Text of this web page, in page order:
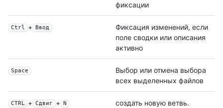
фиксации
Ctrl + Ввод
Фиксация изменений, если
поле сводки или описания
активно
Space
Выбор или отмена выбора
всех выделенных файлов
CTRL + Сдвиг + N создать новую ветвь.